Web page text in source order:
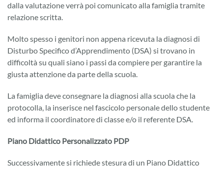
dalla valutazione verrà poi comunicato alla famiglia tramite
relazione scritta.
Molto spesso i genitori non appena ricevuta la diagnosi di
Disturbo Specifico d’Apprendimento (DSA) si trovano in
difficoltà su quali siano i passi da compiere per garantire la
giusta attenzione da parte della scuola.
La famiglia deve consegnare la diagnosi alla scuola che la
protocolla, la inserisce nel fascicolo personale dello studente
ed informa il coordinatore di classe e/o il referente DSA.
Piano Didattico Personalizzato PDP
Successivamente si richiede stesura di un Piano Didattico